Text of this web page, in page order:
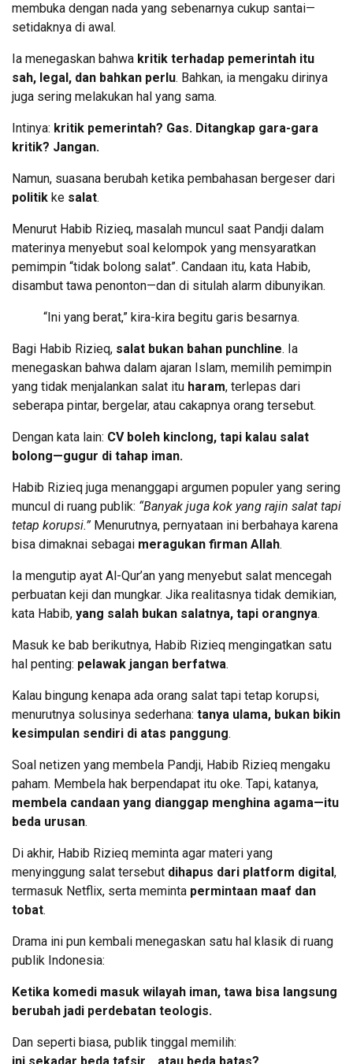
membuka dengan nada yang sebenarnya cukup santai—
setidaknya di awal.
Ia menegaskan bahwa kritik terhadap pemerintah itu
sah, legal, dan bahkan perlu. Bahkan, ia mengaku dirinya
juga sering melakukan hal yang sama.
Intinya: kritik pemerintah? Gas. Ditangkap gara-gara
kritik? Jangan.
Namun, suasana berubah ketika pembahasan bergeser dari
politik ke salat.
Menurut Habib Rizieq, masalah muncul saat Pandji dalam
materinya menyebut soal kelompok yang mensyaratkan
pemimpin “tidak bolong salat”. Candaan itu, kata Habib,
disambut tawa penonton—dan di situlah alarm dibunyikan.
“Ini yang berat,” kira-kira begitu garis besarnya.
Bagi Habib Rizieq, salat bukan bahan punchline. Ia
menegaskan bahwa dalam ajaran Islam, memilih pemimpin
yang tidak menjalankan salat itu haram, terlepas dari
seberapa pintar, bergelar, atau cakapnya orang tersebut.
Dengan kata lain: CV boleh kinclong, tapi kalau salat
bolong—gugur di tahap iman.
Habib Rizieq juga menanggapi argumen populer yang sering
muncul di ruang publik: “Banyak juga kok yang rajin salat tapi
tetap korupsi.” Menurutnya, pernyataan ini berbahaya karena
bisa dimaknai sebagai meragukan firman Allah.
Ia mengutip ayat Al-Qur’an yang menyebut salat mencegah
perbuatan keji dan mungkar. Jika realitasnya tidak demikian,
kata Habib, yang salah bukan salatnya, tapi orangnya.
Masuk ke bab berikutnya, Habib Rizieq mengingatkan satu
hal penting: pelawak jangan berfatwa.
Kalau bingung kenapa ada orang salat tapi tetap korupsi,
menurutnya solusinya sederhana: tanya ulama, bukan bikin
kesimpulan sendiri di atas panggung.
Soal netizen yang membela Pandji, Habib Rizieq mengaku
paham. Membela hak berpendapat itu oke. Tapi, katanya,
membela candaan yang dianggap menghina agama—itu
beda urusan.
Di akhir, Habib Rizieq meminta agar materi yang
menyinggung salat tersebut dihapus dari platform digital,
termasuk Netflix, serta meminta permintaan maaf dan
tobat.
Drama ini pun kembali menegaskan satu hal klasik di ruang
publik Indonesia:
Ketika komedi masuk wilayah iman, tawa bisa langsung
berubah jadi perdebatan teologis.
Dan seperti biasa, publik tinggal memilih: